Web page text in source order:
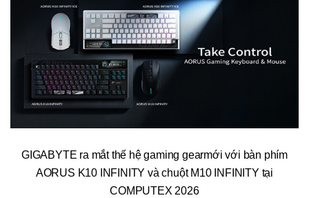
GIGABYTE ra mắt thế hệ gaming gearmới với bàn phím
AORUS K10 INFINITY và chuột M10 INFINITY tại
COMPUTEX 2026